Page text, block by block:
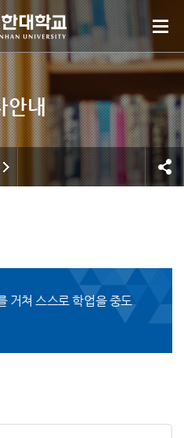
거쳐 스스로 학업을 중도